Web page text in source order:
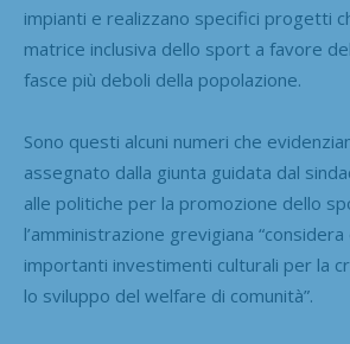
impianti e realizzano specifici progetti
matrice inclusiva dello sport a favore
fasce più deboli della popolazione.
Sono questi alcuni numeri che
assegnato dalla giunta guidata dal
alle politiche per la promozione dello
l’amministrazione grevigiana
importanti investimenti culturali per la
lo sviluppo del welfare di comunità”.